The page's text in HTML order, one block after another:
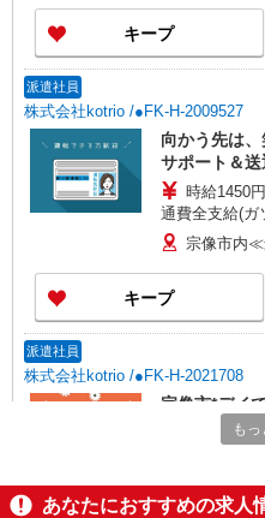
キープ
派遣社員
株式会社kotrio /●FK-H-2009527
向かう先は
サポート＆
時給1450
通費全支給(ガ
宗像市内
キープ
派遣社員
株式会社kotrio /●FK-H-2021708
宗像市*デイ
につけて長
宗像市内≪
も
あなたにおすすめの求人